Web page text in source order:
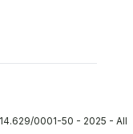
0001-50 - 2025 - All